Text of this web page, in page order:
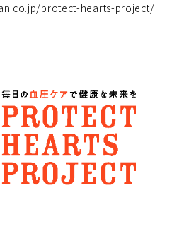
protect-hearts-project/